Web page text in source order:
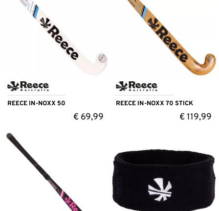
REECE IN-NOXX 50
€69,99
REECE IN-NOXX 70 STICK
€119,99